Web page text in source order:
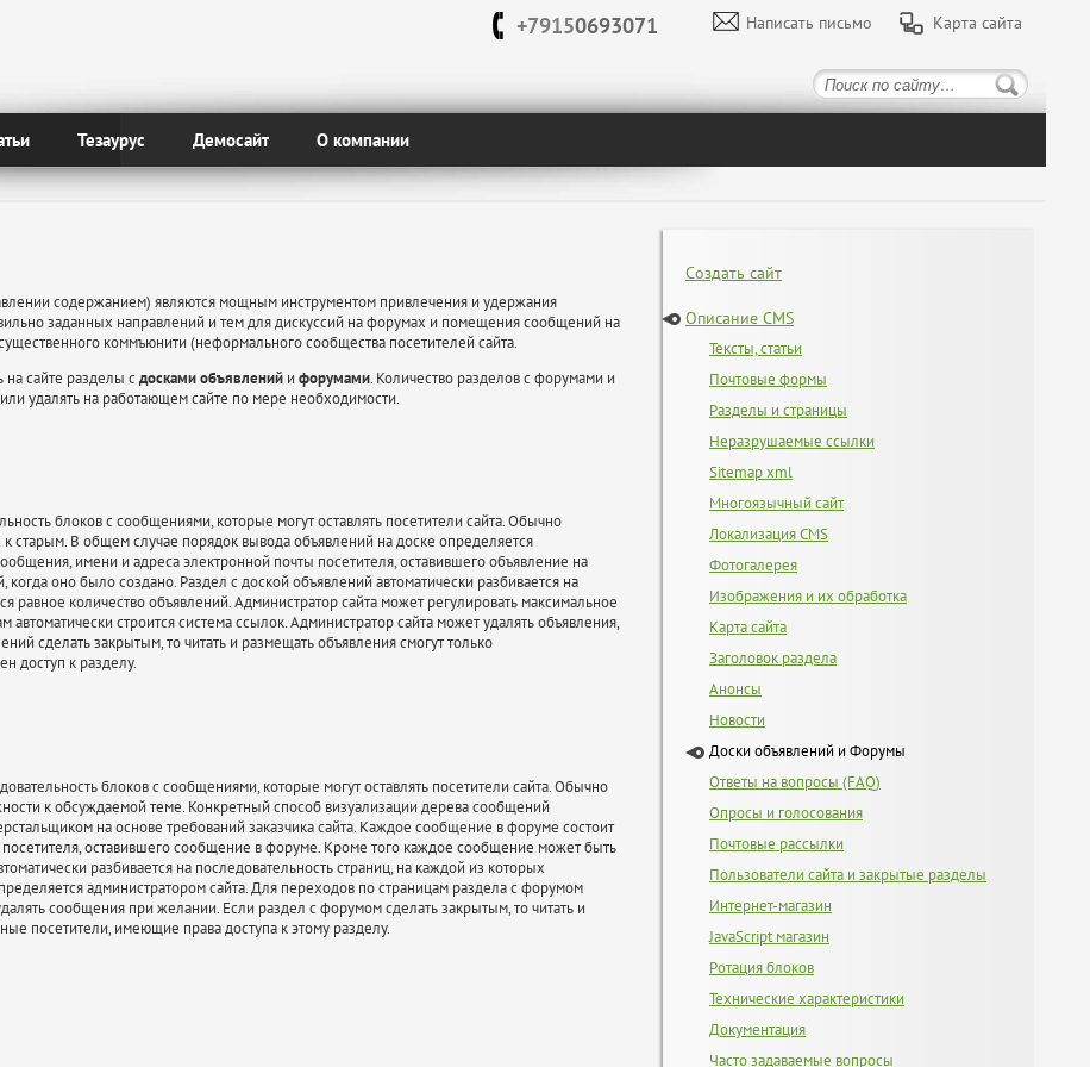
Тезаурус Демосайт О компании
+79150693071 Написать письмо Карта сайта
содержанием) являются мощным инструментом привлечения и удержания
заданных направлений и тем для дискуссий на форумах и помещения сообщений на
коммъюнити (неформального сообщества посетителей сайта.
на сайте разделы с досками объявлений и форумами. Количество разделов с форумами и
удалять на работающем сайте по мере необходимости.
блоков с сообщениями, которые могут оставлять посетители сайта. Обычно
В общем случае порядок вывода объявлений на доске определяется
имени и адреса электронной почты посетителя, оставившего объявление на
оно было создано. Раздел с доской объявлений автоматически разбивается на
равное количество объявлений. Администратор сайта может регулировать максимальное
строится система ссылок. Администратор сайта может удалять объявления,
сделать закрытым, то читать и размещать объявления смогут только
доступ к разделу.
блоков с сообщениями, которые могут оставлять посетители сайта. Обычно
к обсуждаемой теме. Конкретный способ визуализации дерева сообщений
на основе требований заказчика сайта. Каждое сообщение в форуме состоит
оставившего сообщение в форуме. Кроме того каждое сообщение может быть
разбивается на последовательность страниц, на каждой из которых
администратором сайта. Для переходов по страницам раздела с форумом
сообщения при желании. Если раздел с форумом сделать закрытым, то читать и
посетители, имеющие права доступа к этому разделу.
Создать сайт
Описание CMS
Тексты, статьи
Почтовые формы
Разделы и страницы
Неразрушаемые ссылки
Sitemap xml
Многоязычный сайт
Локализация CMS
Фотогалерея
Изображения и их обработка
Карта сайта
Заголовок раздела
Анонсы
Новости
Доски объявлений и Форумы
Ответы на вопросы (FAQ)
Опросы и голосования
Почтовые рассылки
Пользователи сайта и закрытые разделы
Интернет-магазин
JavaScript магазин
Ротация блоков
Технические характеристики
Документация
Часто задаваемые вопросы